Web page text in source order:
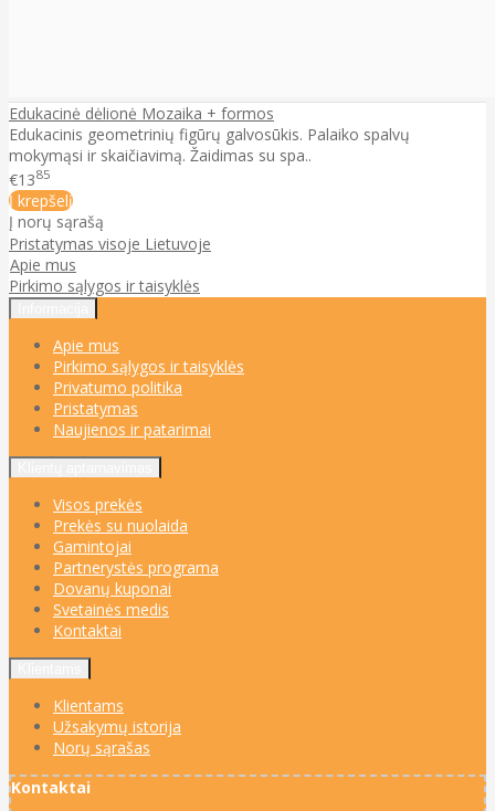
Edukacinė dėlionė Mozaika + formos
Edukacinis geometrinių figūrų galvosūkis. Palaiko spalvų
mokymąsi ir skaičiavimą. Žaidimas su spa..
€1385
Į krepšelį
Į norų sąrašą
Pristatymas visoje Lietuvoje
Apie mus
Pirkimo sąlygos ir taisyklės
Apie mus
Pirkimo sąlygos ir taisyklės
Privatumo politika
Pristatymas
Naujienos ir patarimai
Visos prekės
Prekės su nuolaida
Gamintojai
Partnerystės programa
Dovanų kuponai
Svetainės medis
Kontaktai
Klientams
Užsakymų istorija
Norų sąrašas
Kontaktai